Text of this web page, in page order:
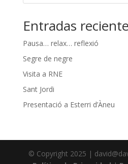
Entradas
Pausa… relax… reflexió
Segre de negre
Visita a RNE
Sant Jordi
Presentació a Esterri d’Àneu
© Copyright 2025 |